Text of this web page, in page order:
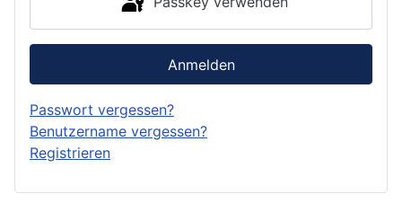
Anmelden
Passwort vergessen?
Benutzername vergessen?
Registrieren